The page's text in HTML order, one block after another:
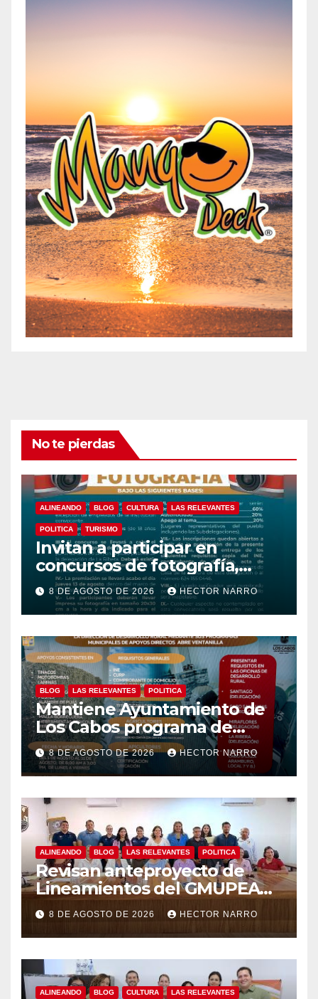
No te pierdas
ALINEANDO BLOG CULTURA LAS RELEVANTES
POLITICA TURISMO
Invitan a participar en
concursos de fotografía,
canto y pintura de las Fiestas
Tradicionales La Ribera 2026
8 DE AGOSTO DE 2026 HECTOR NARRO
BLOG LAS RELEVANTES POLITICA
Mantiene Ayuntamiento de
Los Cabos programa de
apoyos para agricultores,
ganaderos y apicultores
8 DE AGOSTO DE 2026 HECTOR NARRO
ALINEANDO BLOG LAS RELEVANTES POLITICA
Revisan anteproyecto de
Lineamientos del GMUPEA
en Los Cabos
8 DE AGOSTO DE 2026 HECTOR NARRO
ALINEANDO BLOG CULTURA LAS RELEVANTES